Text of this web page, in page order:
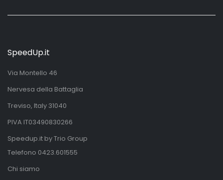
SpeedUp.it
Via Montello 46
Nervesa della Battaglia
Treviso, Italy 31040
PIVA IT03490830266
Speedup.it by Trio Group
Telefono 0423.601555
Chi siamo